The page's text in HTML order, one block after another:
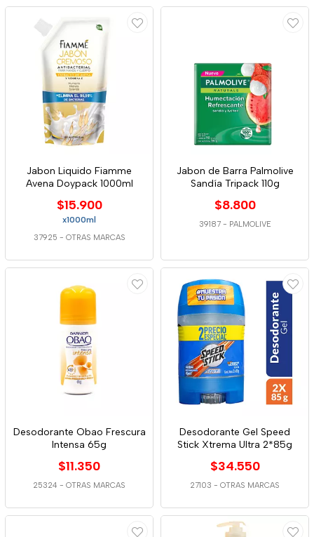
Jabon Liquido Fiamme
Avena Doypack 1000ml
$15.900
x1000ml
37925 - OTRAS MARCAS
Jabon de Barra Palmolive
Sandía Tripack 110g
$8.800
39187 - PALMOLIVE
Desodorante Obao Frescura
Intensa 65g
$11.350
25324 - OTRAS MARCAS
Desodorante Gel Speed
Stick Xtrema Ultra 2*85g
$34.550
27103 - OTRAS MARCAS